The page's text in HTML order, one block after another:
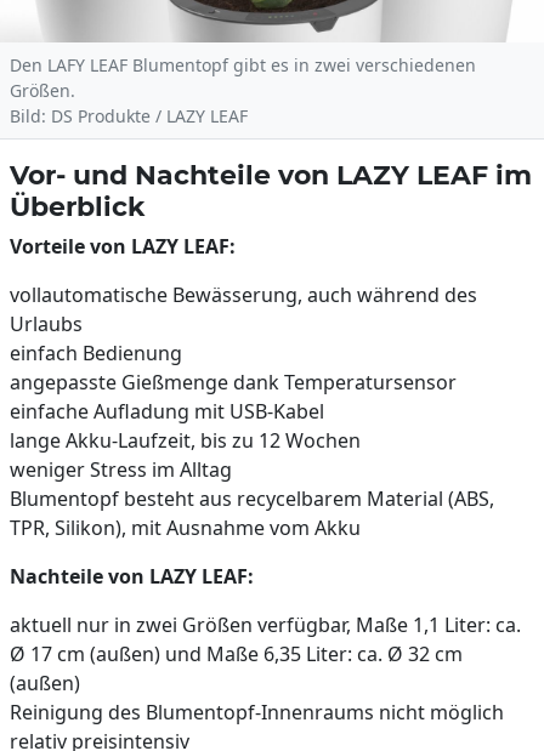
Den LAFY LEAF Blumentopf gibt es in zwei verschiedenen
Größen.
Bild: DS Produkte / LAZY LEAF
Vor- und Nachteile von LAZY LEAF im
Überblick
Vorteile von LAZY LEAF:
vollautomatische Bewässerung, auch während des
Urlaubs
einfach Bedienung
angepasste Gießmenge dank Temperatursensor
einfache Aufladung mit USB-Kabel
lange Akku-Laufzeit, bis zu 12 Wochen
weniger Stress im Alltag
Blumentopf besteht aus recycelbarem Material (ABS,
TPR, Silikon), mit Ausnahme vom Akku
Nachteile von LAZY LEAF:
aktuell nur in zwei Größen verfügbar, Maße 1,1 Liter: ca.
Ø 17 cm (außen) und Maße 6,35 Liter: ca. Ø 32 cm
(außen)
Reinigung des Blumentopf-Innenraums nicht möglich
relativ preisintensiv